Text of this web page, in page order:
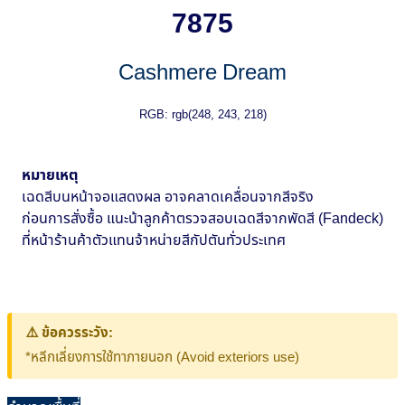
7875
Cashmere Dream
RGB: rgb(248, 243, 218)
หมายเหตุ
เฉดสีบนหน้าจอแสดงผล อาจคลาดเคลื่อนจากสีจริง
ก่อนการสั่งซื้อ แนะน้าลูกค้าตรวจสอบเฉดสีจากพัดสี (Fandeck)
ที่หน้าร้านค้าตัวแทนจ้าหน่ายสีกัปตันทั่วประเทศ
⚠️ ข้อควรระวัง:
*หลีกเลี่ยงการใช้ทาภายนอก (Avoid exteriors use)